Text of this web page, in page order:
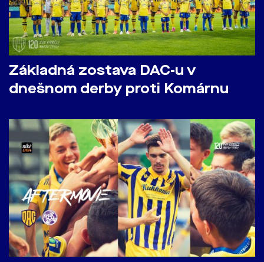
Základná zostava DAC-u v
dnešnom derby proti Komárnu